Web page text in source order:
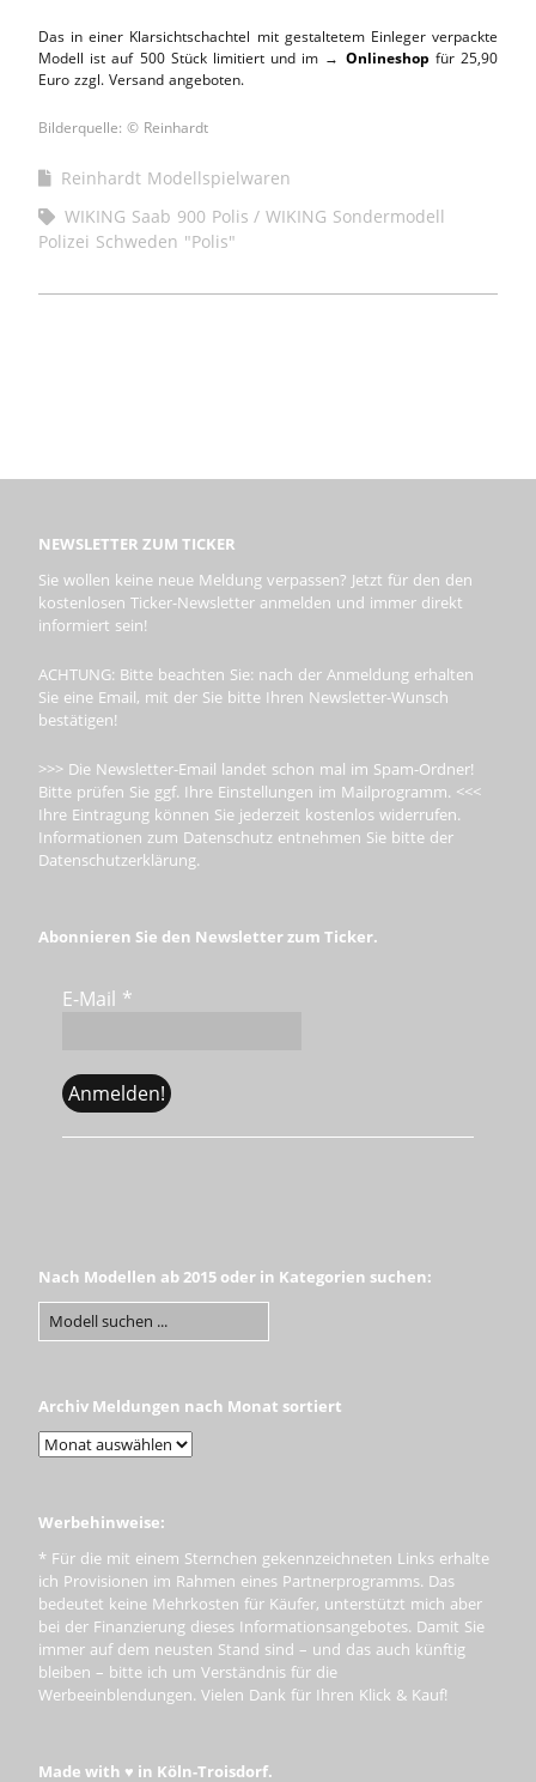
Das in einer Klarsichtschachtel mit gestaltetem Einleger verpackte
Modell ist auf 500 Stück limitiert und im → Onlineshop für 25,90
Euro zzgl. Versand angeboten.
Bilderquelle: © Reinhardt
Reinhardt Modellspielwaren
WIKING Saab 900 Polis
WIKING Sondermodell
Polizei Schweden "Polis"
NEWSLETTER ZUM TICKER
Sie wollen keine neue Meldung verpassen? Jetzt für den den
kostenlosen Ticker-Newsletter anmelden und immer direkt
informiert sein!
ACHTUNG: Bitte beachten Sie: nach der Anmeldung erhalten
Sie eine Email, mit der Sie bitte Ihren Newsletter-Wunsch
bestätigen!
>>> Die Newsletter-Email landet schon mal im Spam-Ordner!
Bitte prüfen Sie ggf. Ihre Einstellungen im Mailprogramm. <<<
Ihre Eintragung können Sie jederzeit kostenlos widerrufen.
Informationen zum Datenschutz entnehmen Sie bitte der
Datenschutzerklärung.
Abonnieren Sie den Newsletter zum Ticker.
E-Mail *
Nach Modellen ab 2015 oder in Kategorien suchen:
Archiv Meldungen nach Monat sortiert
Werbehinweise:
* Für die mit einem Sternchen gekennzeichneten Links erhalte
ich Provisionen im Rahmen eines Partnerprogramms. Das
bedeutet keine Mehrkosten für Käufer, unterstützt mich aber
bei der Finanzierung dieses Informationsangebotes. Damit Sie
immer auf dem neusten Stand sind – und das auch künftig
bleiben – bitte ich um Verständnis für die
Werbeeinblendungen. Vielen Dank für Ihren Klick & Kauf!
Made with ♥ in Köln-Troisdorf.